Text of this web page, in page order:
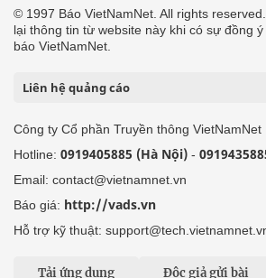
© 1997 Báo VietNamNet. All rights
lại thông tin từ website này khi có sự đồng
báo VietNamNet.
Liên hệ quảng cáo
Công ty Cổ phần Truyền thông VietNamNet
Hotline: 0919405885 (Hà Nội) -
Email: contact@vietnamnet.vn
Báo giá: http://vads.vn
Hỗ trợ kỹ thuật:
Tải ứng dụng Độc giả gửi bài